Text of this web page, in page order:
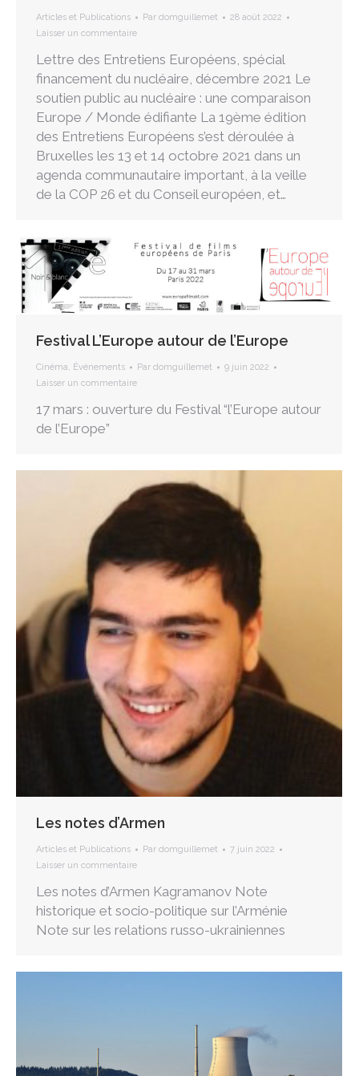
Articles et Publications Par domguillemet
28 août 2022
Laisser un commentaire
Lettre des Entretiens Européens, spécial
financement du nucléaire, décembre 2021 Le
soutien public au nucléaire : une comparaison
Europe / Monde édifiante La 19ème édition
des Entretiens Européens s’est déroulée à
Bruxelles les 13 et 14 octobre 2021 dans un
agenda communautaire important, à la veille
de la COP 26 et du Conseil européen, et…
Festival L’Europe autour de l’Europe
Cinéma, Événements Par domguillemet
9 juin 2022
Laisser un commentaire
17 mars : ouverture du Festival “l’Europe autour
de l’Europe”
Les notes d’Armen
Articles et Publications Par domguillemet
7 juin 2022
Laisser un commentaire
Les notes d’Armen Kagramanov Note
historique et socio-politique sur l’Arménie
Note sur les relations russo-ukrainiennes